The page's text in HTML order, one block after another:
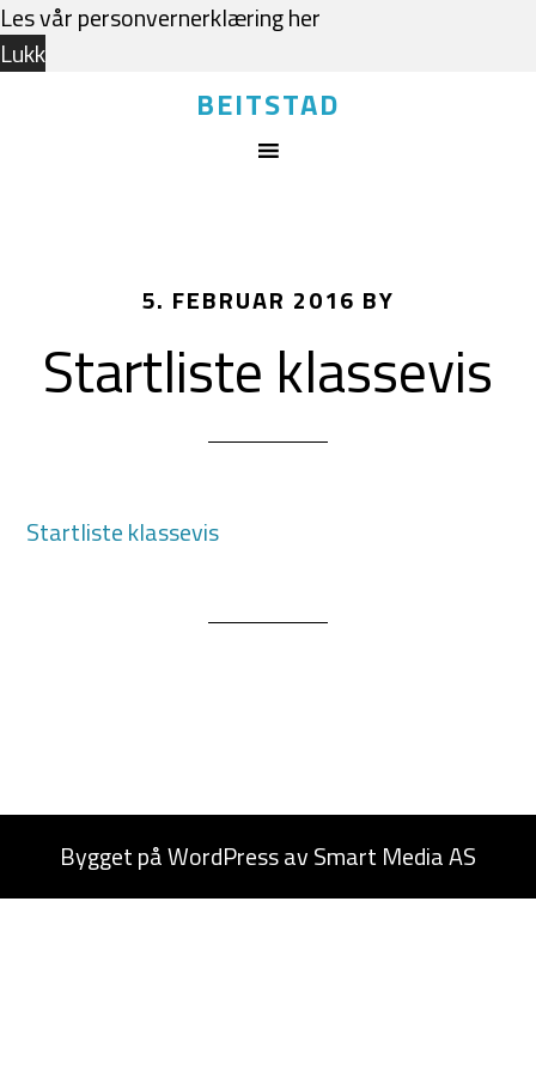
Les vår personvernerklæringher
Lukk
BEITSTAD
5. FEBRUAR 2016 BY
Startliste klassevis
Startliste klassevis
Bygget påWordPressavSmart Media AS